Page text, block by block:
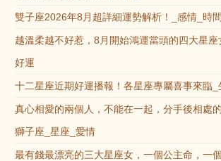
雙子座2026年8月超詳細運勢解析！_感情_時
越溫柔越不好惹，8月開始鴻運當頭的四大星座
好運
十二星座近期好運播報！各星座專屬喜事來臨_
真心相愛的兩個人，不能在一起，分手後相處
獅子座_星座_愛情
最有錢最漂亮的三大星座女，一個公主命，一